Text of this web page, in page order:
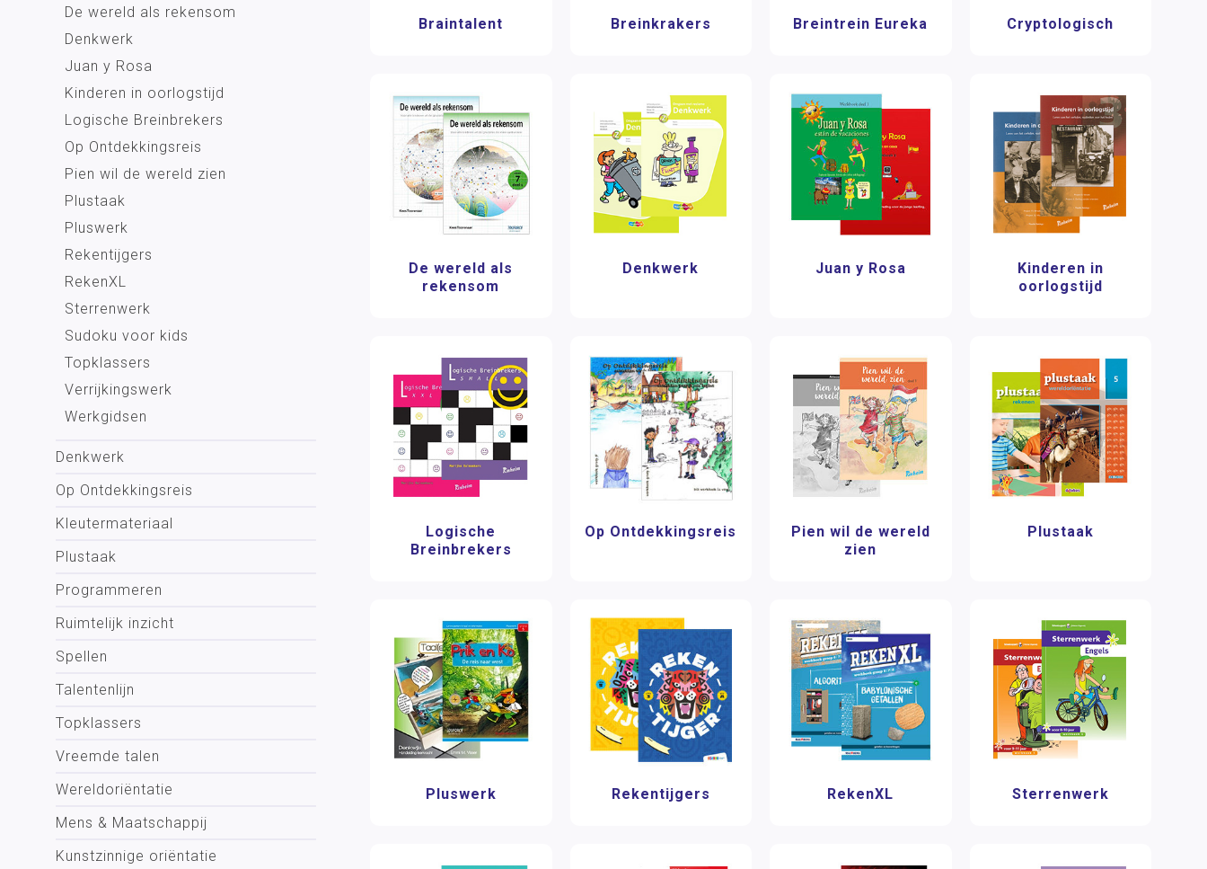
De wereld als rekensom
Denkwerk
Juan y Rosa
Kinderen in oorlogstijd
Logische Breinbrekers
Op Ontdekkingsreis
Pien wil de wereld zien
Plustaak
Pluswerk
Rekentijgers
RekenXL
Sterrenwerk
Sudoku voor kids
Topklassers
Verrijkingswerk
Werkgidsen
Denkwerk
Op Ontdekkingsreis
Kleutermateriaal
Plustaak
Programmeren
Ruimtelijk inzicht
Spellen
Talentenlijn
Topklassers
Vreemde talen
Wereldoriëntatie
Mens & Maatschappij
Kunstzinnige oriëntatie
Braintalent Breinkrakers Breintrein Eureka Cryptologisch
De wereld als
rekensom
Denkwerk Juan y Rosa
Kinderen in
oorlogstijd
Logische
Breinbrekers
Op Ontdekkingsreis
Pien wil de wereld
zien
Plustaak
Pluswerk Rekentijgers RekenXL Sterrenwerk